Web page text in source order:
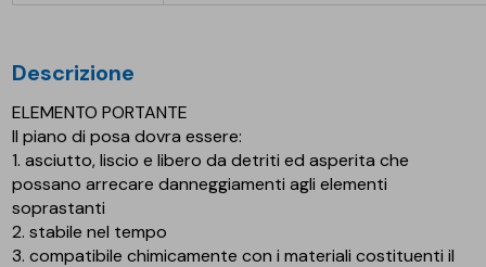
descrizione
ELEMENTO PORTANTE
Il piano di posa dovra essere:
1. asciutto, liscio e libero da detriti ed asperita che
possano arrecare danneggiamenti agli elementi
soprastanti
2. stabile nel tempo
3. compatibile chimicamente con i materiali costituenti il